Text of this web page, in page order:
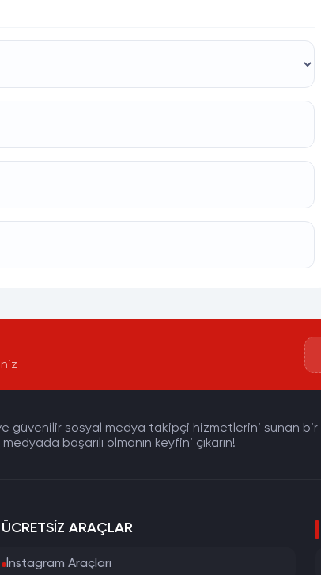
güvenilir sosyal medya takipçi hizmetlerini sunan bir
başarılı olmanın keyfini çıkarın!
ÜCRETSIZ ARAÇLAR
İnstagram Araçları